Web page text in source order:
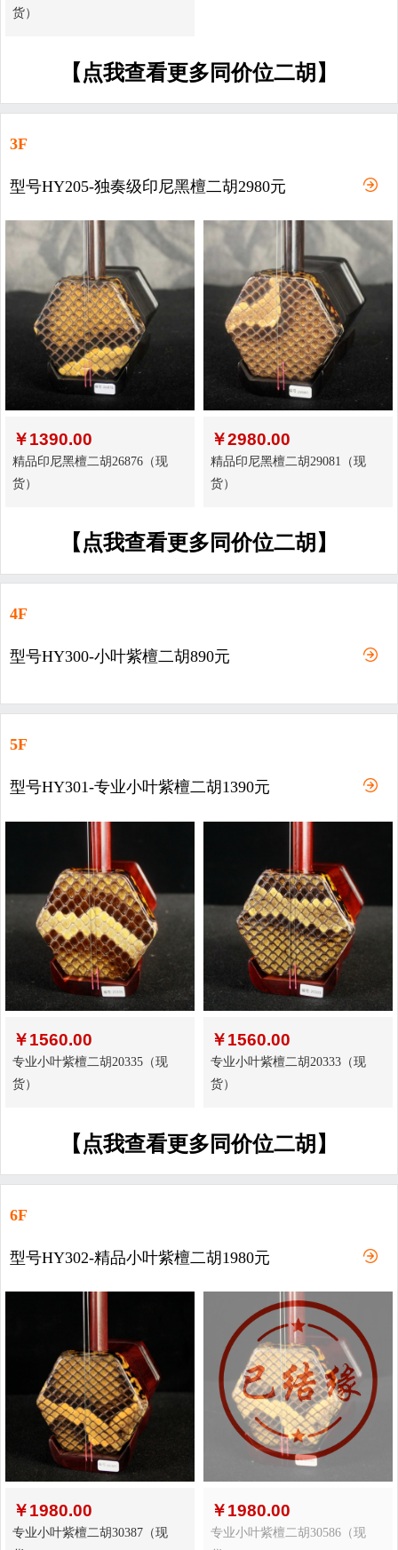
货）
【点我查看更多同价位二胡】
3F
型号HY205-独奏级印尼黑檀二胡2980元
￥1390.00
精品印尼黑檀二胡26876（现
货）
￥2980.00
精品印尼黑檀二胡29081（现
货）
【点我查看更多同价位二胡】
4F
型号HY300-小叶紫檀二胡890元
5F
型号HY301-专业小叶紫檀二胡1390元
￥1560.00
专业小叶紫檀二胡20335（现
货）
￥1560.00
专业小叶紫檀二胡20333（现
货）
【点我查看更多同价位二胡】
6F
型号HY302-精品小叶紫檀二胡1980元
￥1980.00
专业小叶紫檀二胡30387（现
￥1980.00
专业小叶紫檀二胡30586（现